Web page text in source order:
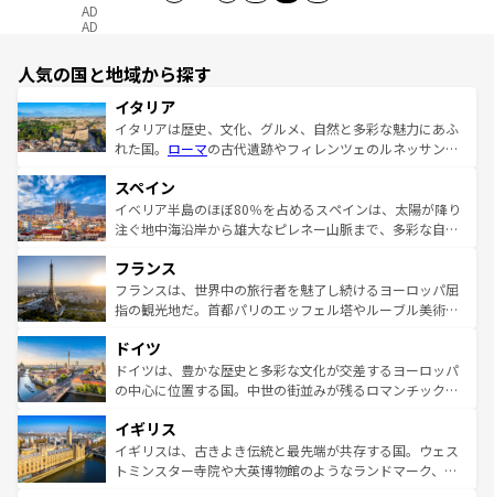
AD
AD
人気の国と地域から探す
イタリア
イタリアは歴史、文化、グルメ、自然と多彩な魅力にあふ
れた国。 ローマの古代遺跡やフィレンツェのルネッサンス
ろん、トスカーナの美しい田園風景やアマルフィ海岸の絶
景など、自然景観も見逃せない。観光の合間には、本場の
ピザやパスタなど、絶品のイタリア料理を堪能することも
ませてくれるイタリアで、忘れられない旅をしてみよう！
なお、新着のイタリア情報はコンテンツ一覧 を参照してほ
しい。
スペイン
イベリア半島のほぼ80％を占めるスペインは、太陽が降り
注ぐ地中海沿岸から雄大なピレネー山脈まで、多彩な自然
文化が根付くこの国では、情熱的なフラメンコ、熱気あふ
れる闘牛、そして美味しいタパスが生活の一部となってい
る。首都マドリードの洗練された雰囲気や、バルセロナの
の城塞都市、穏やかなビーチリゾートまで多彩な表情を見
せる。地方によって風土や気候が異なるスペインはその個
性で訪れる人を魅了する。 なお、新着のスペイン情報はコ
フランス
フランスは、世界中の旅行者を魅了し続けるヨーロッパ屈
指の観光地だ。首都パリのエッフェル塔やルーブル美術館
で、幅広い魅力が詰まっている。華麗な宮殿、歴史的な大
聖堂、美しいビーチ、そして豊かな自然が、訪れる者を心
から魅了する。また、フランスは美食の国としても知ら
いる。シャンパンの発祥地であるランス、プロヴァンスの
香り高いラベンダー畑など、多彩な楽しみ方が可能だ。さ
らに、パリ以外の地域にも魅力が溢れており、どの街角に
ドイツ
ドイツは、豊かな歴史と多彩な文化が交差するヨーロッパ
の中心に位置する国。中世の街並みが残るロマンチック街
顔を持つこの国は、どこを歩いても飽きることがない。ベ
ルリンの文化的活気、バイエルン州のアルプスの絶景、そ
してライン川沿いのワイン畑といった風景は必見。ビール
イギリス
イギリスは、古きよき伝統と最先端が共存する国。ウェス
トミンスター寺院や大英博物館のようなランドマーク、歴